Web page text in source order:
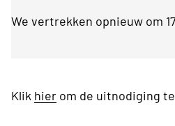
We vertrekken opnieuw om
Klik hier om de uitnodiging